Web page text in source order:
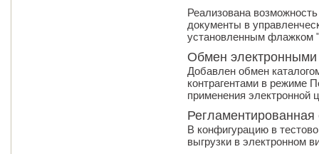
Реализована
документы в
установленным флажком
Обмен
Добавлен обмен
контрагентами в режиме
применения
Регламентированная
В конфигурацию в
выгрузки в электронном